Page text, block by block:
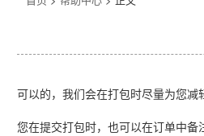
可以的，我们会在打包时尽量为您
您在提交打包时，也可以在订单中